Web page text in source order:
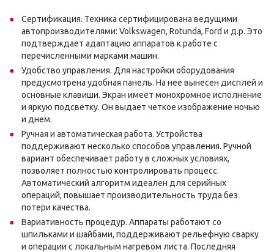
Сертификация. Техника сертифицирована ведущими
автопроизводителями: Volkswagen, Rotunda, Ford и д.р. Это
подтверждает адаптацию аппаратов к работе с
перечисленными марками машин.
Удобство управления. Для настройки оборудования
предусмотрена удобная панель. На нее вынесен дисплей и
основные клавиши. Экран имеет монохромное исполнение
и яркую подсветку. Он выдает четкое изображение ночью
и днем.
Ручная и автоматическая работа. Устройства
поддерживают несколько способов управления. Ручной
вариант обеспечивает работу в сложных условиях,
позволяет полностью контролировать процесс.
Автоматический алгоритм идеален для серийных
операций, повышает производительность труда без
потери качества.
Вариативность процедур. Аппараты работают со
шпильками и шайбами, поддерживают рельефную сварку
и операции с локальным нагревом листа. Последняя